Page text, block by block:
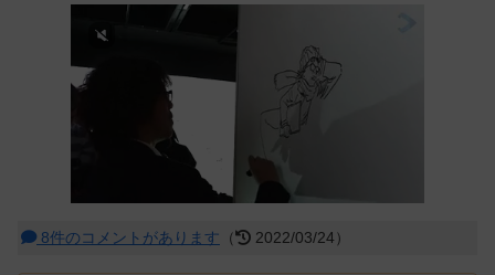
8件のコメントがあります （ 2022/03/24）